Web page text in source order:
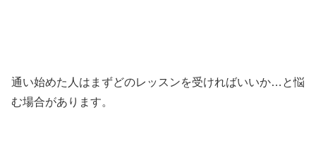
通い始めた人はまずどのレッスンを受ければいいか…と悩
む場合があります。